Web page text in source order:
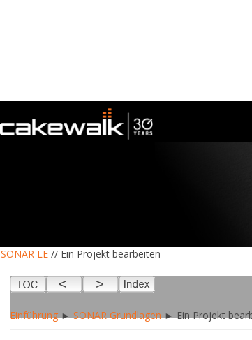
SONAR LE // Ein Projekt bearbeiten
Einführung►SONAR Grundlagen► Ein Projekt